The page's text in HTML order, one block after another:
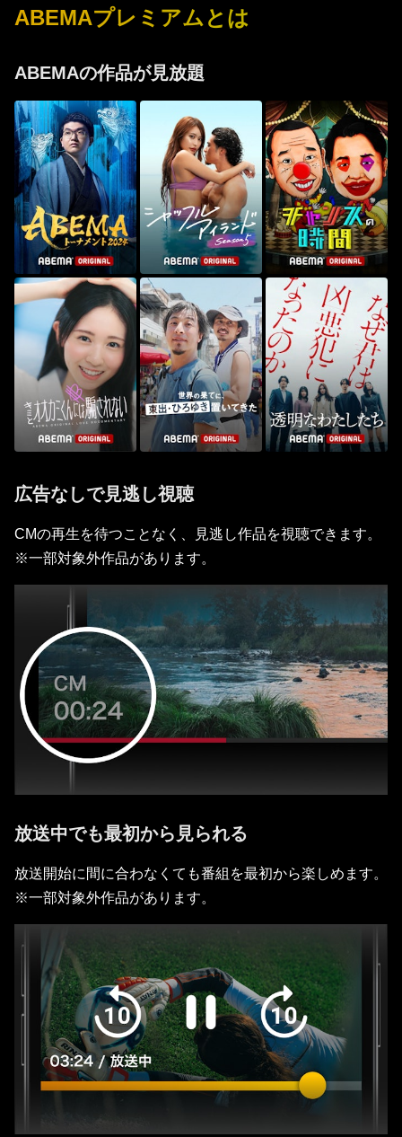
ABEMAプレミアムとは
ABEMAの作品が見放題
広告なしで見逃し視聴
CMの再生を待つことなく、見逃し作品を視聴できます。
※一部対象外作品があります。
放送中でも最初から見られる
放送開始に間に合わなくても番組を最初から楽しめます。
※一部対象外作品があります。